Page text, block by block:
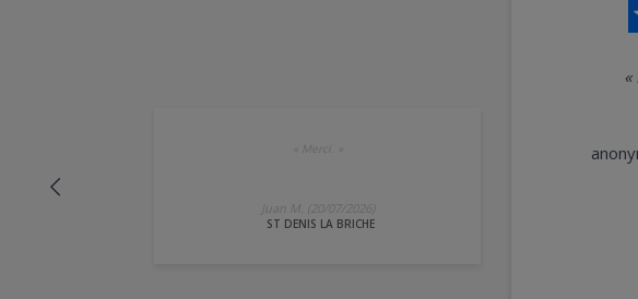
Merci.
Juan M. (20/07/2026)
ST DENIS LA BRICHE
«